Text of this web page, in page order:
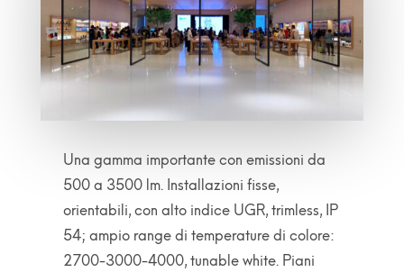
Una gamma importante con emissioni da
500 a 3500 lm. Installazioni fisse,
orientabili, con alto indice UGR, trimless, IP
54; ampio range di temperature di colore:
2700-3000-4000, tunable white. Piani